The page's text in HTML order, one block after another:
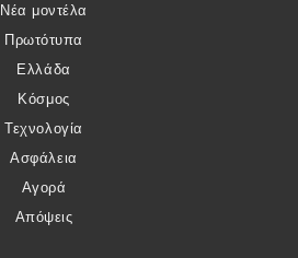
Νέα μοντέλα
Πρωτότυπα
Ελλάδα
Κόσμος
Τεχνολογία
Ασφάλεια
Αγορά
Απόψεις